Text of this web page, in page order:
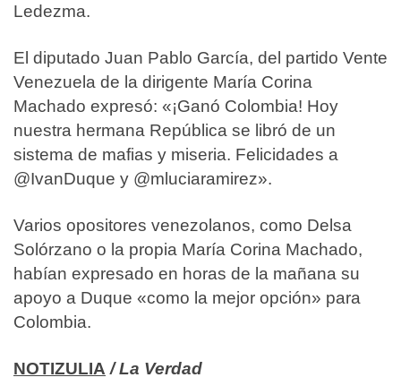
Ledezma.
El diputado Juan Pablo García, del partido Vente
Venezuela de la dirigente María Corina
Machado expresó: «¡Ganó Colombia! Hoy
nuestra hermana República se libró de un
sistema de mafias y miseria. Felicidades a
@IvanDuque y @mluciaramirez».
Varios opositores venezolanos, como Delsa
Solórzano o la propia María Corina Machado,
habían expresado en horas de la mañana su
apoyo a Duque «como la mejor opción» para
Colombia.
NOTIZULIA / La Verdad